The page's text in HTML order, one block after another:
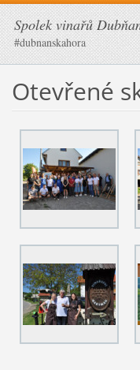
Spolek vinařů
#dubnanskahora
Otevřené